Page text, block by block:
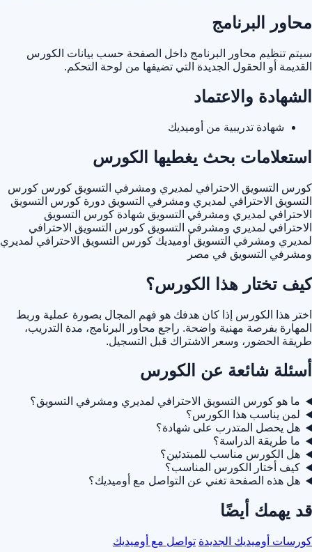
محاور البرنامج
سيتم تنظيم محاور البرنامج داخل الصفحة حسب بيانات الكورس
القديمة أو الحقول الجديدة التي تضيفها من لوحة التحكم.
الشهادة والاعتماد
شهادة تدريبية من أوميديك
استعلامات بحث يغطيها الكورس
كورس التسويق الاحترافي لمديري ومشرفي التسويق كورس كورس
التسويق الاحترافي لمديري ومشرفي التسويق دورة كورس التسويق
الاحترافي لمديري ومشرفي التسويق شهادة كورس التسويق
الاحترافي لمديري ومشرفي التسويق كورس التسويق الاحترافي
لمديري ومشرفي التسويق أوميديك كورس التسويق الاحترافي لمديري
ومشرفي التسويق في مصر
كيف تختار هذا الكورس؟
اختر هذا الكورس إذا كان هدفك هو فهم المجال بصورة عملية وربط
المهارة بفرصة مهنية واضحة. راجع محاور البرنامج، مدة التدريب،
طريقة الحضور، وسعر الاشتراك قبل التسجيل.
أسئلة شائعة عن الكورس
ما هو كورس التسويق الاحترافي لمديري ومشرفي التسويق؟
لمن يناسب هذا الكورس؟
هل يحصل المتدرب على شهادة؟
ما طريقة الدراسة؟
هل الكورس مناسب للمبتدئين؟
كيف أختار الكورس المناسب؟
هل هذه الصفحة تغني عن التواصل مع أوميديك؟
قد يهمك أيضًا
كورسات أوميديك الجديدة تواصل مع أوميديك